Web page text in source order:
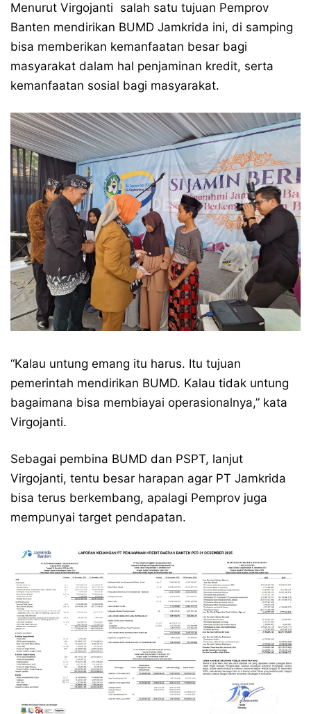
Menurut Virgojanti salah satu tujuan Pemprov
Banten mendirikan BUMD Jamkrida ini, di samping
bisa memberikan kemanfaatan besar bagi
masyarakat dalam hal penjaminan kredit, serta
kemanfaatan sosial bagi masyarakat.
“Kalau untung emang itu harus. Itu tujuan
pemerintah mendirikan BUMD. Kalau tidak untung
bagaimana bisa membiayai operasionalnya,” kata
Virgojanti.
Sebagai pembina BUMD dan PSPT, lanjut
Virgojanti, tentu besar harapan agar PT Jamkrida
bisa terus berkembang, apalagi Pemprov juga
mempunyai target pendapatan.